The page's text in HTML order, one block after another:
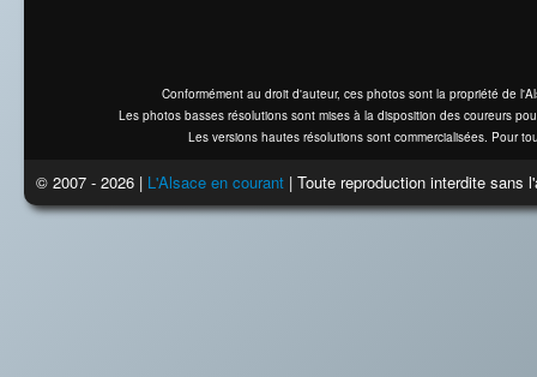
Conformément au droit d'auteur, ces photos sont la propriété de
Les photos basses résolutions sont mises à la disposition des coureurs
Les versions hautes résolutions sont commercialisées. Pour
© 2007 - 2026 | L'Alsace en courant | Toute reproduction interdite sans